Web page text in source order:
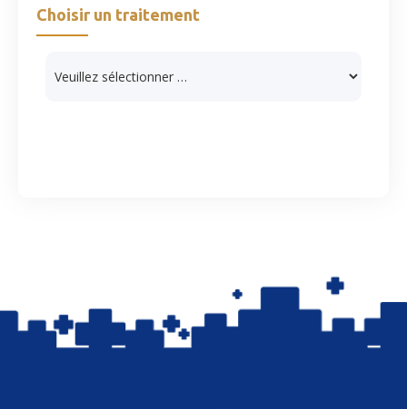
Choisir un traitement
Catégories